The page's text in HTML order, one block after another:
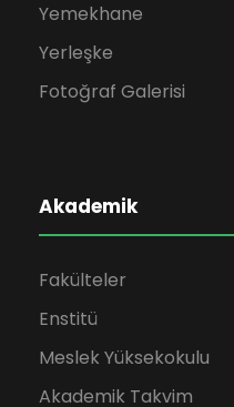
Yemekhane
Yerleşke
Fotoğraf Galerisi
Akademik
Fakülteler
Enstitü
Meslek Yüksekokulu
Akademik Takvim